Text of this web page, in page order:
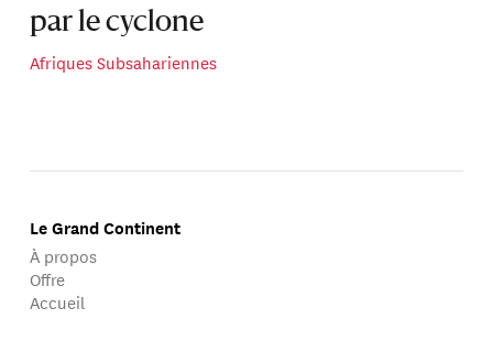
par le cyclone
Afriques Subsahariennes
Le Grand Continent
À propos
Offre
Accueil